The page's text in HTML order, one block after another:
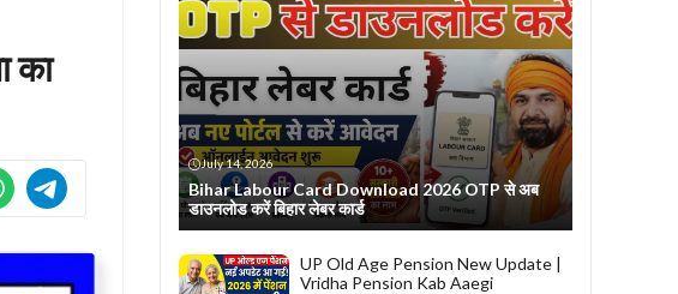
का
July 14, 2026
Bihar Labour Card Download 2026 OTP से अब
डाउनलोड करें बिहार लेबर कार्ड
UP Old Age Pension New Update |
Vridha Pension Kab Aaegi